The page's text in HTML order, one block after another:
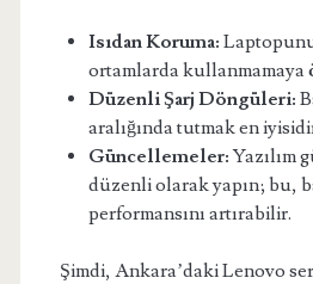
Isıdan Koruma:
ortamlarda kullanmamaya
Düzenli Şarj Döngüleri:
aralığında tutmak en
Güncellemeler:Yazılım
düzenli olarak yapın; bu,
performansını artırabilir.
Şimdi, Ankara’daki Lenovo